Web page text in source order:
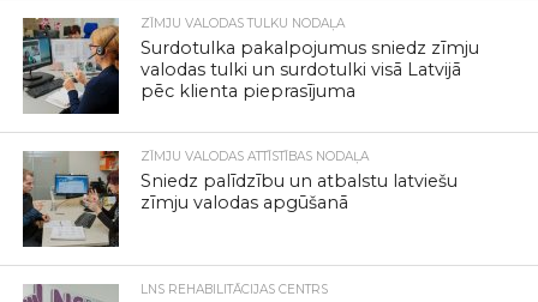
ZĪMJU VALODAS TULKU NODAĻA
Surdotulka pakalpojumus sniedz zīmju
valodas tulki un surdotulki visā Latvijā
pēc klienta pieprasījuma
ZĪMJU VALODAS ATTĪSTĪBAS NODAĻA
Sniedz palīdzību un atbalstu latviešu
zīmju valodas apgūšanā
LNS REHABILITĀCIJAS CENTRS